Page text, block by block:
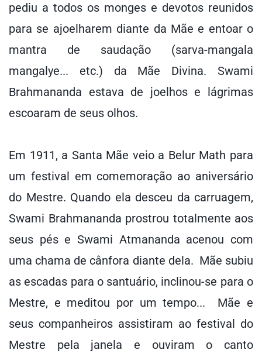
pediu a todos os monges e devotos reunidos
para se ajoelharem diante da Mãe e entoar o
mantra de saudação (sarva-mangala
mangalye... etc.) da Mãe Divina. Swami
Brahmananda estava de joelhos e lágrimas
escoaram de seus olhos.
Em 1911, a Santa Mãe veio a Belur Math para
um festival em comemoração ao aniversário
do Mestre. Quando ela desceu da carruagem,
Swami Brahmananda prostrou totalmente aos
seus pés e Swami Atmananda acenou com
uma chama de cânfora diante dela. Mãe subiu
as escadas para o santuário, inclinou-se para o
Mestre, e meditou por um tempo... Mãe e
seus companheiros assistiram ao festival do
Mestre pela janela e ouviram o canto